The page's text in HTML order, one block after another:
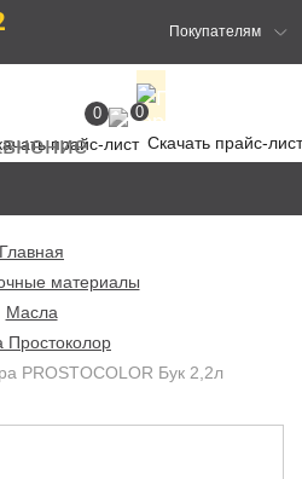
Покупателям
Скачать прайс-лист
0 0
Главная
материалы
Масла
Простоколор
PROSTOCOLOR Бук 2,2л